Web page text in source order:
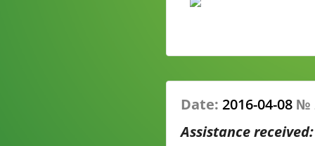
Date: 2016-04-08 №
Assistance